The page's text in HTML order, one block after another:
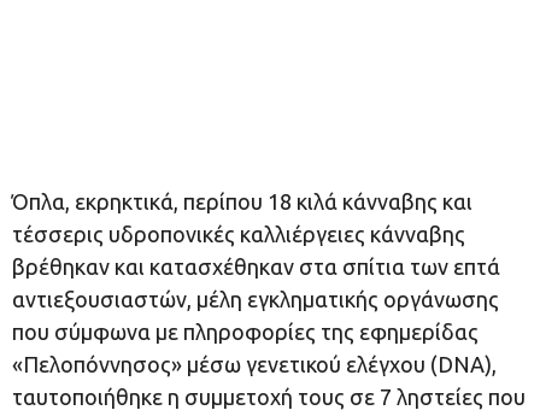
Όπλα, εκρηκτικά, περίπου 18 κιλά κάνναβης και
τέσσερις υδροπονικές καλλιέργειες κάνναβης
βρέθηκαν και κατασχέθηκαν στα σπίτια των επτά
αντιεξουσιαστών, μέλη εγκληματικής οργάνωσης
που σύμφωνα με πληροφορίες της εφημερίδας
«Πελοπόννησος» μέσω γενετικού ελέγχου (DNA),
ταυτοποιήθηκε η συμμετοχή τους σε 7 ληστείες που